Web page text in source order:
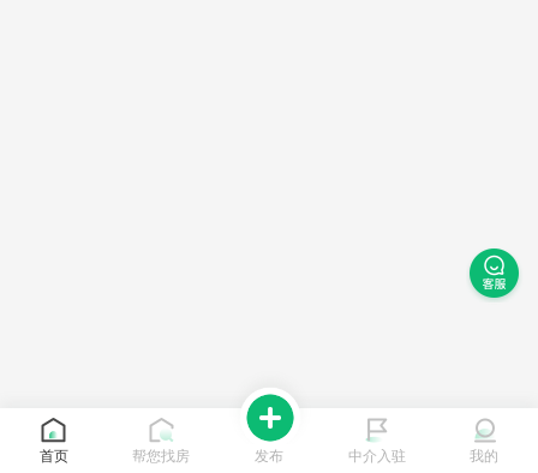
首页 帮您找房 发布 中介入驻 我的